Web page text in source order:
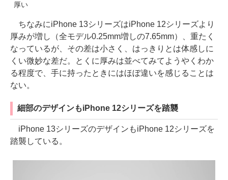
厚い
ちなみにiPhone 13シリーズはiPhone 12シリーズより
厚みが増し（全モデル0.25mm増しの7.65mm）、重たく
なっているが、その差は小さく、はっきりとは体感しに
くい微妙な差だ。とくに厚みは並べてみてようやくわか
る程度で、手に持ったときにはほぼ違いを感じることは
ない。
細部のデザインもiPhone 12シリーズを踏襲
iPhone 13シリーズのデザインもiPhone 12シリーズを
踏襲している。